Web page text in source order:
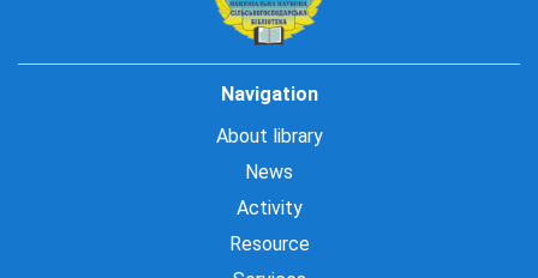
Navigation
About library
News
Activity
Resource